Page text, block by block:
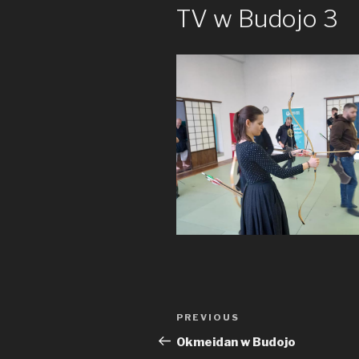
TV w Budojo 3
Nawigacja
wpisu
Previous
Post
PREVIOUS
Okmeidan w Budojo